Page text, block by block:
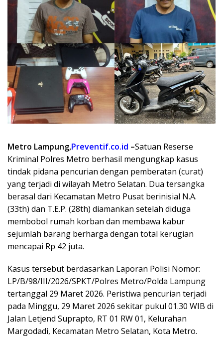
Metro Lampung,Preventif.co.id –Satuan Reserse
Kriminal Polres Metro berhasil mengungkap kasus
tindak pidana pencurian dengan pemberatan (curat)
yang terjadi di wilayah Metro Selatan. Dua tersangka
berasal dari Kecamatan Metro Pusat berinisial N.A.
(33th) dan T.E.P. (28th) diamankan setelah diduga
membobol rumah korban dan membawa kabur
sejumlah barang berharga dengan total kerugian
mencapai Rp 42 juta.
Kasus tersebut berdasarkan Laporan Polisi Nomor:
LP/B/98/III/2026/SPKT/Polres Metro/Polda Lampung
tertanggal 29 Maret 2026. Peristiwa pencurian terjadi
pada Minggu, 29 Maret 2026 sekitar pukul 01.30 WIB di
Jalan Letjend Suprapto, RT 01 RW 01, Kelurahan
Margodadi, Kecamatan Metro Selatan, Kota Metro.